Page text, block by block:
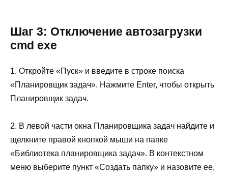
Шаг 3: Отключение автозагрузки
cmd exe
1. Откройте «Пуск» и введите в строке поиска
«Планировщик задач». Нажмите Enter, чтобы открыть
Планировщик задач.
2. В левой части окна Планировщика задач найдите и
щелкните правой кнопкой мыши на папке
«Библиотека планировщика задач». В контекстном
меню выберите пункт «Создать папку» и назовите ее,